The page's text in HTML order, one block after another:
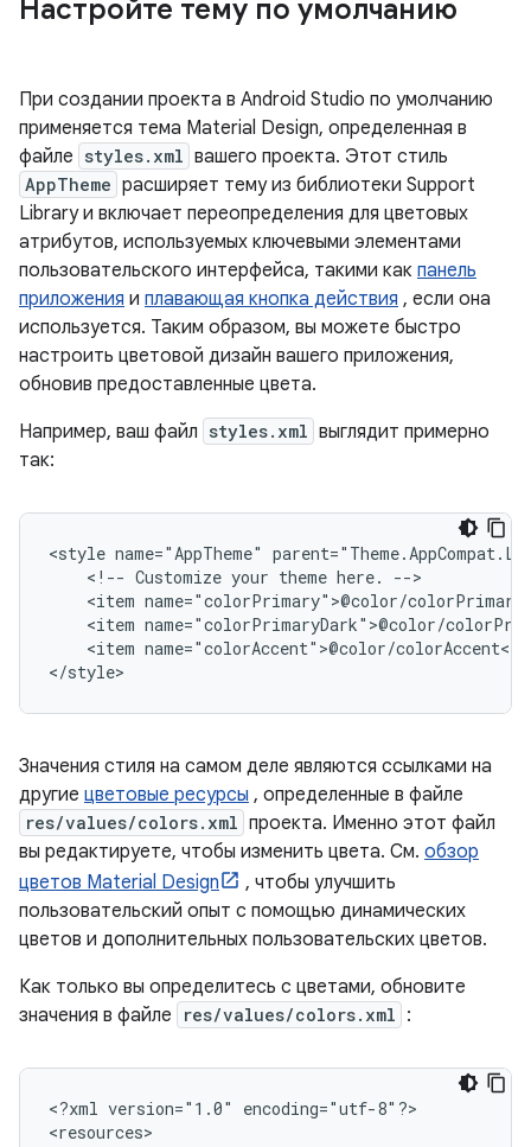
Настройте тему по умолчанию
При создании проекта в Android Studio по умолчанию
применяется тема Material Design, определенная в
файле styles.xml вашего проекта. Этот стиль
AppTheme расширяет тему из библиотеки Support
Library и включает переопределения для цветовых
атрибутов, используемых ключевыми элементами
пользовательского интерфейса, такими как панель
приложения и плавающая кнопка действия , если она
используется. Таким образом, вы можете быстро
настроить цветовой дизайн вашего приложения,
обновив предоставленные цвета.
Например, ваш файл styles.xml выглядит примерно
так:
<style name="AppTheme"
<!-- Customize your theme here.
<item
<item
<item name="colorAccent">@color/colorAccent</
</style>
Значения стиля на самом деле являются ссылками на
другие цветовые ресурсы , определенные в файле
res/values/colors.xml проекта. Именно этот файл
вы редактируете, чтобы изменить цвета. См. обзор
цветов Material Design
, чтобы улучшить
пользовательский опыт с помощью динамических
цветов и дополнительных пользовательских цветов.
Как только вы определитесь с цветами, обновите
значения в файле
res/values/colors.xml :
<?xml version="1.0"
encoding="utf-8"?>